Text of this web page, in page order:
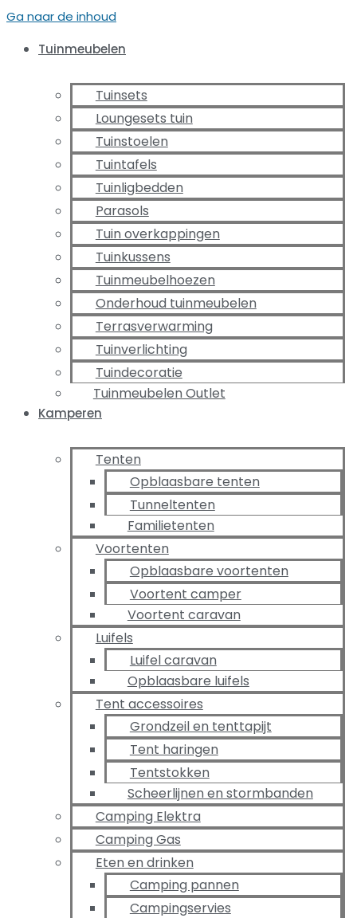
Ga naar de inhoud
Tuinmeubelen
Tuinsets
Loungesets tuin
Tuinstoelen
Tuintafels
Tuinligbedden
Parasols
Tuin overkappingen
Tuinkussens
Tuinmeubelhoezen
Onderhoud tuinmeubelen
Terrasverwarming
Tuinverlichting
Tuindecoratie
Tuinmeubelen Outlet
Kamperen
Tenten
Opblaasbare tenten
Tunneltenten
Familietenten
Voortenten
Opblaasbare voortenten
Voortent camper
Voortent caravan
Luifels
Luifel caravan
Opblaasbare luifels
Tent accessoires
Grondzeil en tenttapijt
Tent haringen
Tentstokken
Scheerlijnen en stormbanden
Camping Elektra
Camping Gas
Eten en drinken
Camping pannen
Campingservies